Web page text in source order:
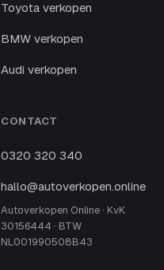
Toyota verkopen
BMW verkopen
Audi verkopen
CONTACT
0320 320 340
hallo@autoverkopen.online
Autoverkopen Online · KvK
30156444 · BTW
NL001990508B43